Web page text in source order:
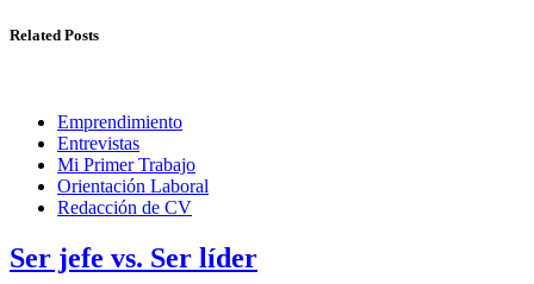
Related Posts
Emprendimiento
Entrevistas
Mi Primer Trabajo
Orientación Laboral
Redacción de CV
Ser jefe vs. Ser líder